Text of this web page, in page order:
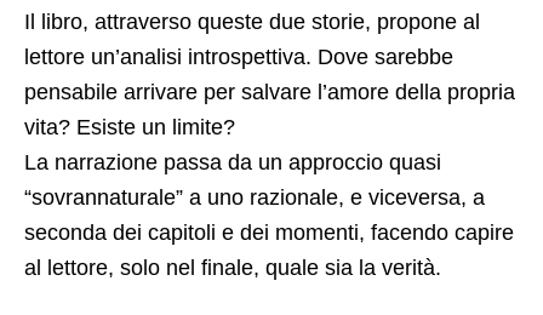
Il libro, attraverso queste due storie, propone al
lettore un’analisi introspettiva. Dove sarebbe
pensabile arrivare per salvare l’amore della propria
vita? Esiste un limite?
La narrazione passa da un approccio quasi
“sovrannaturale” a uno razionale, e viceversa, a
seconda dei capitoli e dei momenti, facendo capire
al lettore, solo nel finale, quale sia la verità.